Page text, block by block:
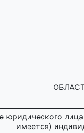
юридического
имеется)